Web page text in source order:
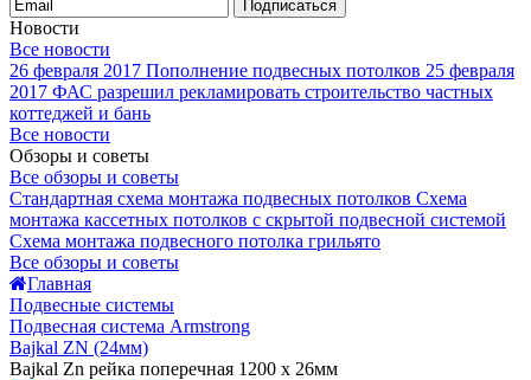
Подписаться
Новости
Все новости
26 февраля 2017 Пополнение подвесных потолков 25 февраля
2017 ФАС разрешил рекламировать строительство частных
коттеджей и бань
Все новости
Обзоры и советы
Все обзоры и советы
Стандартная схема монтажа подвесных потолков Схема
монтажа кассетных потолков с скрытой подвесной системой
Схема монтажа подвесного потолка грильято
Все обзоры и советы
Главная
Подвесные системы
Подвесная система Armstrong
Bajkal ZN (24мм)
Bajkal Zn рейка поперечная 1200 x 26мм